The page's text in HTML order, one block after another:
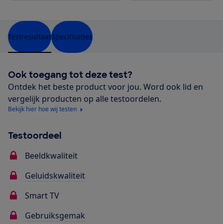
TestresultaatSpecificaties
Ook toegang tot deze test?
Ontdek het beste product voor jou. Word ook lid en
vergelijk producten op alle testoordelen.
Bekijk hier hoe wij testen
Testoordeel
Beeldkwaliteit
Geluidskwaliteit
Smart TV
Gebruiksgemak